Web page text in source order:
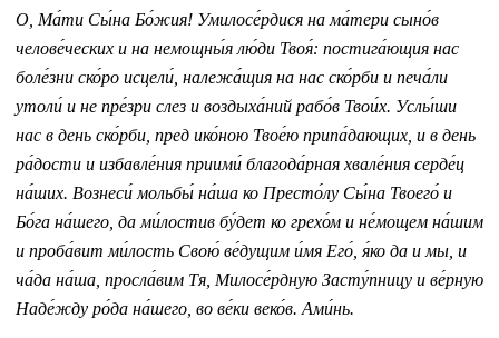
О, Ма́ти Сы́на Бо́жия! Умилосе́рдися на ма́тери сыно́в
челове́ческих и на немощны́я лю́ди Твоя́: постига́ющия нас
боле́зни ско́ро исцели́, належа́щия на нас ско́рби и печа́ли
утоли́ и не пре́зри слез и воздыха́ний рабо́в Твои́х. Услы́ши
нас в день ско́рби, пред ико́ною Твое́ю припа́дающих, и в день
ра́дости и избавле́ния приими́ благода́рная хвале́ния серде́ц
на́ших. Вознеси́ мольбы́ на́ша ко Престо́лу Сы́на Твоего́ и
Бо́га на́шего, да ми́лостив бу́дет ко грехо́м и не́мощем на́шим
и проба́вит ми́лость Свою́ ве́дущим и́мя Его́, я́ко да и мы, и
ча́да на́ша, просла́вим Тя, Милосе́рдную Засту́пницу и ве́рную
Наде́жду ро́да на́шего, во ве́ки веко́в. Ами́нь.